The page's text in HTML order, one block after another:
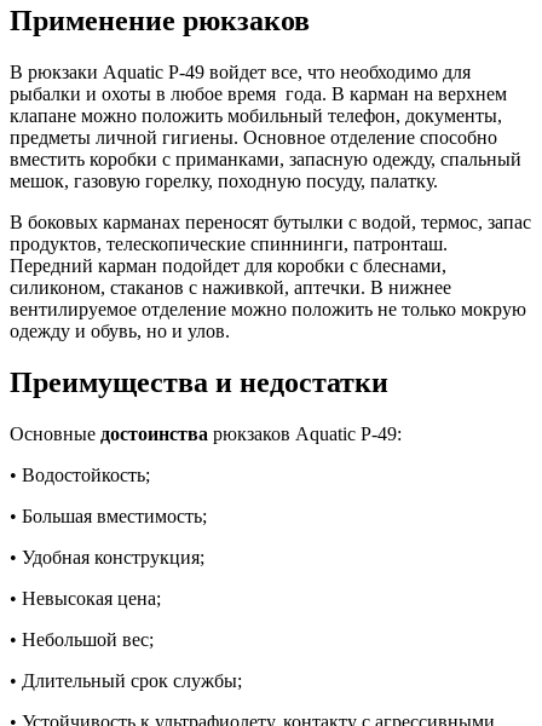
Применение рюкзаков
В рюкзаки Aquatic Р-49 войдет все, что необходимо для
рыбалки и охоты в любое время года. В карман на верхнем
клапане можно положить мобильный телефон, документы,
предметы личной гигиены. Основное отделение способно
вместить коробки с приманками, запасную одежду, спальный
мешок, газовую горелку, походную посуду, палатку.
В боковых карманах переносят бутылки с водой, термос, запас
продуктов, телескопические спиннинги, патронташ.
Передний карман подойдет для коробки с блеснами,
силиконом, стаканов с наживкой, аптечки. В нижнее
вентилируемое отделение можно положить не только мокрую
одежду и обувь, но и улов.
Преимущества и недостатки
Основные достоинства рюкзаков Aquatic Р-49:
• Водостойкость;
• Большая вместимость;
• Удобная конструкция;
• Невысокая цена;
• Небольшой вес;
• Длительный срок службы;
• Устойчивость к ультрафиолету, контакту с агрессивными